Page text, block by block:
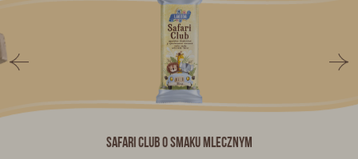
Safari Club o smaku mlecznym